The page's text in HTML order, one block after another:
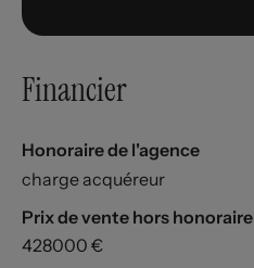
Financier
Honoraire de l'agence
charge acquéreur
Prix de vente hors honoraire
428000 €